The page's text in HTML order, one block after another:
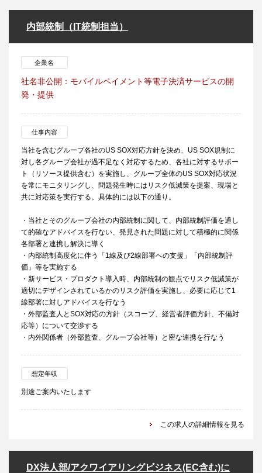
内部統制（IT統制担当）
企業名
社名非公開：モバイルペイメント等電子決済サービスの開
発・提供
仕事内容
当社を含むグループ各社のUS SOX対応方針を決め、US SOX規制に
対し各グループ会社が過不足なく対応するため、各社に対するサポー
ト（リソース提供含む）を実施し、グループ全体のUS SOX対応状況
を常にモニタリングし、問題発生時にはリスク低減策を提案、現場と
共に対応策を実行する。具体的には以下の通り。
・当社とそのグループ会社の内部統制に関して、内部統制評価を通し
て的確なアドバイスを行ない、発見された問題に対して積極的に関係
各部署と連携し解決に導く
・内部統制高度化に伴う「1線及び2線部署への支援」「内部統制評
価」等を実施する
・新サービス・プロダクト導入時、内部統制の観点でリスク低減策が
適切にデザインされているかのリスク評価を実施し、必要に応じて1
線部署に対しアドバイスを行なう
・外部監査人とSOX対応の方針（スコープ、経営者評価方針、不備対
応等）について交渉する
・内外関係者（外部監査、グループ会社等）と密な連携を行なう
想定年収
別途ご案内いたします
この求人の詳細情報を見る
DX法人部/アクワイアリングビジネス(EC含む)に